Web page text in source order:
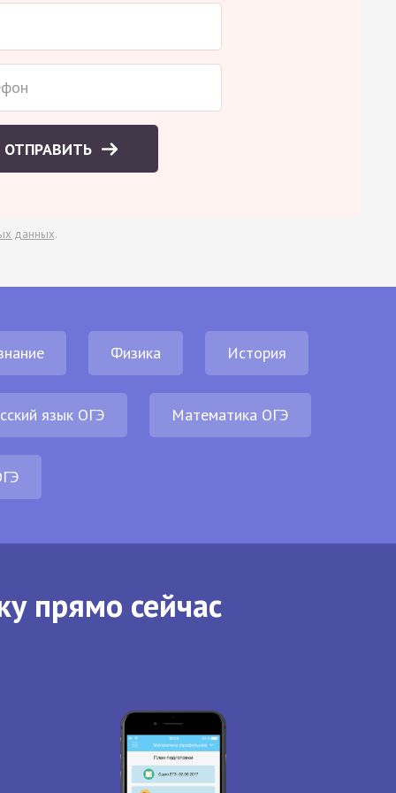
ОТПРАВИТЬ
данных.
Физика История
язык ОГЭ Математика ОГЭ
прямо сейчас